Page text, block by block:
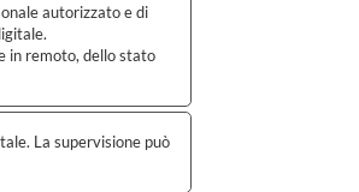
autorizzato e di
in remoto, dello stato
La supervisione può